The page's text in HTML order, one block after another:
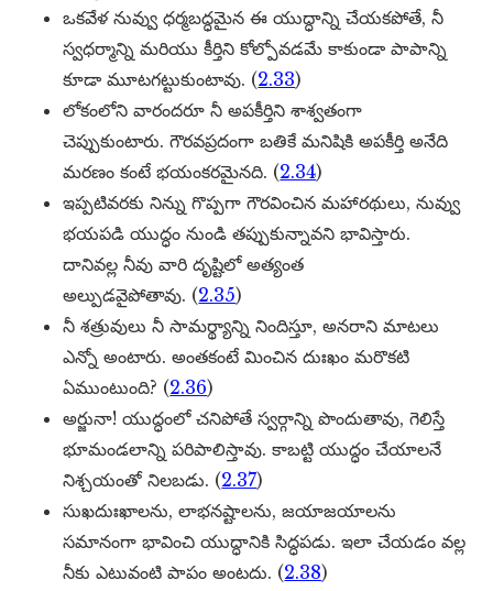
ఒకవేళ నువ్వు ధర్మబద్ధమైన ఈ యుద్ధాన్ని చేయకపోతే, నీ
స్వధర్మాన్ని మరియు కీర్తిని కోల్పోవడమే కాకుండా పాపాన్ని
కూడా మూటగట్టుకుంటావు. (2.33)
లోకంలోని వారందరూ నీ అపకీర్తిని శాశ్వతంగా
చెప్పుకుంటారు. గౌరవప్రదంగా బతికే మనిషికి అపకీర్తి అనేది
మరణం కంటే భయంకరమైనది. (2.34)
ఇప్పటివరకు నిన్ను గొప్పగా గౌరవించిన మహారథులు, నువ్వు
భయపడి యుద్ధం నుండి తప్పుకున్నావని భావిస్తారు.
దానివల్ల నీవు వారి దృష్టిలో అత్యంత
అల్పుడవైపోతావు. (2.35)
నీ శత్రువులు నీ సామర్థ్యాన్ని నిందిస్తూ, అనరాని మాటలు
ఎన్నో అంటారు. అంతకంటే మించిన దుఃఖం మరొకటి
ఏముంటుంది? (2.36)
అర్జునా! యుద్ధంలో చనిపోతే స్వర్గాన్ని పొందుతావు, గెలిస్తే
భూమండలాన్ని పరిపాలిస్తావు. కాబట్టి యుద్ధం చేయాలనే
నిశ్చయంతో నిలబడు. (2.37)
సుఖదుఃఖాలను, లాభనష్టాలను, జయాజయాలను
సమానంగా భావించి యుద్ధానికి సిద్ధపడు. ఇలా చేయడం వల్ల
నీకు ఎటువంటి పాపం అంటదు. (2.38)